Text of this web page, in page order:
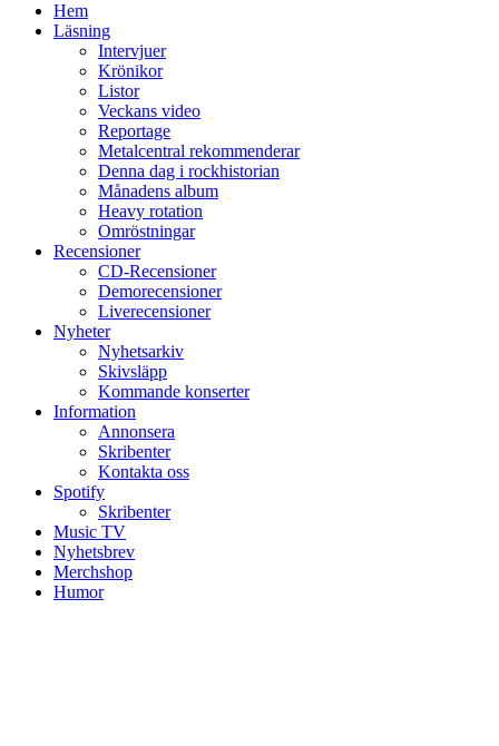
Hem
Läsning
Intervjuer
Krönikor
Listor
Veckans video
Reportage
Metalcentral rekommenderar
Denna dag i rockhistorian
Månadens album
Heavy rotation
Omröstningar
Recensioner
CD-Recensioner
Demorecensioner
Liverecensioner
Nyheter
Nyhetsarkiv
Skivsläpp
Kommande konserter
Information
Annonsera
Skribenter
Kontakta oss
Spotify
Skribenter
Music TV
Nyhetsbrev
Merchshop
Humor